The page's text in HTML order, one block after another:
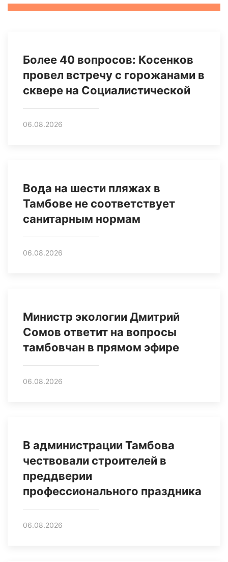
Более 40 вопросов: Косенков
провел встречу с горожанами в
сквере на Социалистической
06.08.2026
Вода на шести пляжах в
Тамбове не соответствует
санитарным нормам
06.08.2026
Министр экологии Дмитрий
Сомов ответит на вопросы
тамбовчан в прямом эфире
06.08.2026
В администрации Тамбова
чествовали строителей в
преддверии
профессионального праздника
06.08.2026